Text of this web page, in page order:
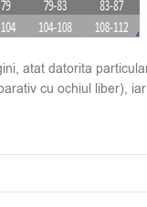
atat datorita
cu ochiul liber),